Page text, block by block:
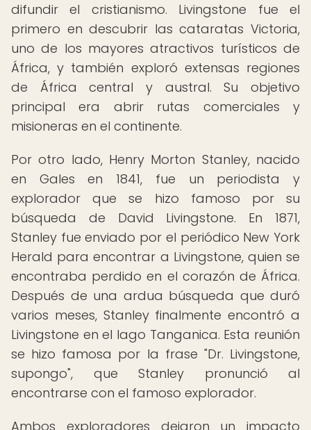
difundir el cristianismo. Livingstone fue el
primero en descubrir las cataratas Victoria,
uno de los mayores atractivos turísticos de
África, y también exploró extensas regiones
de África central y austral. Su objetivo
principal era abrir rutas comerciales y
misioneras en el continente.
Por otro lado, Henry Morton Stanley, nacido
en Gales en 1841, fue un periodista y
explorador que se hizo famoso por su
búsqueda de David Livingstone. En 1871,
Stanley fue enviado por el periódico New York
Herald para encontrar a Livingstone, quien se
encontraba perdido en el corazón de África.
Después de una ardua búsqueda que duró
varios meses, Stanley finalmente encontró a
Livingstone en el lago Tanganica. Esta reunión
se hizo famosa por la frase "Dr. Livingstone,
supongo", que Stanley pronunció al
encontrarse con el famoso explorador.
Ambos exploradores dejaron un impacto